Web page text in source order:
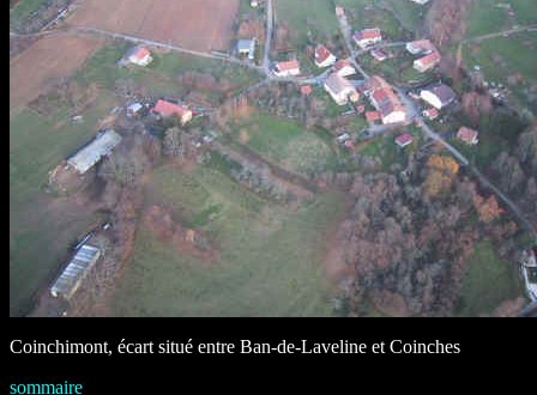
Coinchimont, écart situé entre Ban-de-Laveline et Coinches
sommaire